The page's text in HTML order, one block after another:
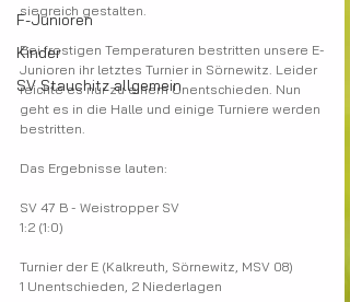
F-Junioren
Kinder
SV Stauchitz allgemein
siegreich gestalten.
Bei frostigen Temperaturen bestritten unsere E-
Junioren ihr letztes Turnier in Sörnewitz. Leider
reichte es nur zu einem Unentschieden. Nun
geht es in die Halle und einige Turniere werden
bestritten.
Das Ergebnisse lauten:
SV 47 B - Weistropper SV
1:2 (1:0)
Turnier der E (Kalkreuth, Sörnewitz, MSV 08)
1 Unentschieden, 2 Niederlagen